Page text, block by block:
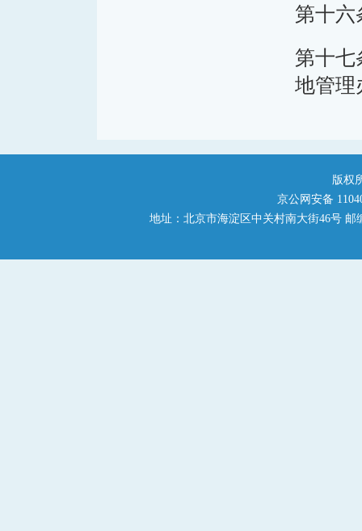
第十六
第十七
地管理
版权
京公网安备
地址：北京市海淀区中关村南大街46号 邮